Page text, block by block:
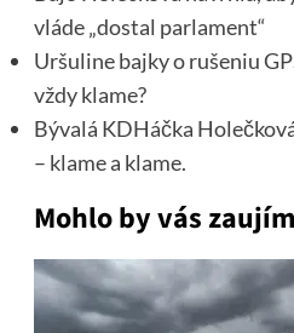
vláde „dostal parlament“
Uršuline bajky o rušeniu
vždy klame?
Bývalá KDHáčka
– klame a klame.
Mohlo by vás